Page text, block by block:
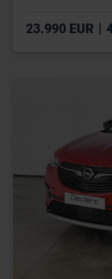
23.990 EUR |